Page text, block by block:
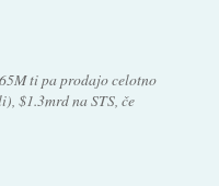
ti pa prodajo celotno
$1.3mrd na STS, če